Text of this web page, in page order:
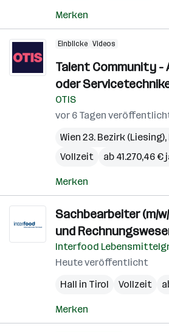
Merken
Einblicke Videos
Talent Community
oder
OTIS
vor 6 Tagen
Wien 23. Bezirk (Liesing),
Vollzeit
ab 41.270,46 €
Merken
Sachbearbeiter (m/
und
Interfood
Heute veröffentlicht
Hall in Tirol
Vollzeit
Merken